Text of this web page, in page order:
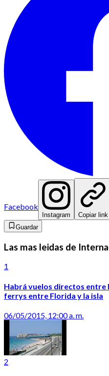
Facebook
Instagram
Copiar link
Guardar
Las mas leidas de
1
Habrá vuelos directos entre
ferrys entre Florida y la isla
06/05/2015, 12:00 a. m.
2